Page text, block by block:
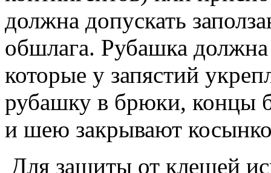
должна допускать
обшлага. Рубашка
которые у запястий
рубашку в брюки, концы
и шею закрывают
Для защиты от клещей